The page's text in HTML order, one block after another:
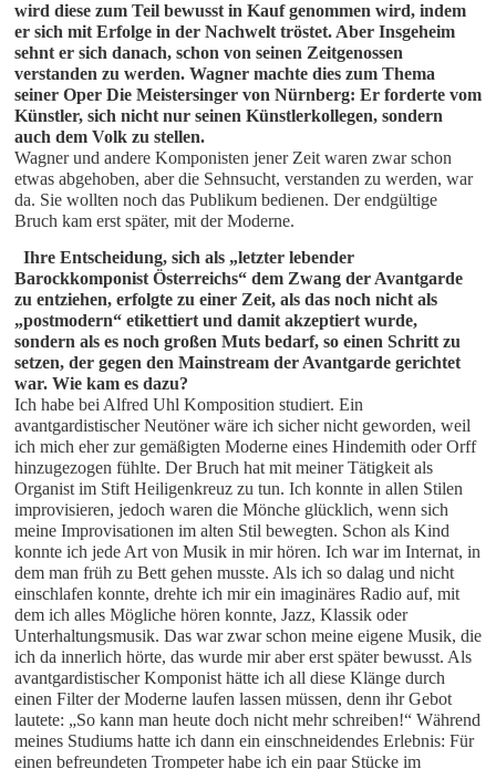
wird diese zum Teil bewusst in Kauf genommen wird, indem
er sich mit Erfolge in der Nachwelt tröstet. Aber Insgeheim
sehnt er sich danach, schon von seinen Zeitgenossen
verstanden zu werden. Wagner machte dies zum Thema
seiner Oper Die Meistersinger von Nürnberg: Er forderte vom
Künstler, sich nicht nur seinen Künstlerkollegen, sondern
auch dem Volk zu stellen.
Wagner und andere Komponisten jener Zeit waren zwar schon
etwas abgehoben, aber die Sehnsucht, verstanden zu werden, war
da. Sie wollten noch das Publikum bedienen. Der endgültige
Bruch kam erst später, mit der Moderne.
Ihre Entscheidung, sich als „letzter lebender
Barockkomponist Österreichs“ dem Zwang der Avantgarde
zu entziehen, erfolgte zu einer Zeit, als das noch nicht als
„postmodern“ etikettiert und damit akzeptiert wurde,
sondern als es noch großen Muts bedarf, so einen Schritt zu
setzen, der gegen den Mainstream der Avantgarde gerichtet
war. Wie kam es dazu?
Ich habe bei Alfred Uhl Komposition studiert. Ein
avantgardistischer Neutöner wäre ich sicher nicht geworden, weil
ich mich eher zur gemäßigten Moderne eines Hindemith oder Orff
hinzugezogen fühlte. Der Bruch hat mit meiner Tätigkeit als
Organist im Stift Heiligenkreuz zu tun. Ich konnte in allen Stilen
improvisieren, jedoch waren die Mönche glücklich, wenn sich
meine Improvisationen im alten Stil bewegten. Schon als Kind
konnte ich jede Art von Musik in mir hören. Ich war im Internat, in
dem man früh zu Bett gehen musste. Als ich so dalag und nicht
einschlafen konnte, drehte ich mir ein imaginäres Radio auf, mit
dem ich alles Mögliche hören konnte, Jazz, Klassik oder
Unterhaltungsmusik. Das war zwar schon meine eigene Musik, die
ich da innerlich hörte, das wurde mir aber erst später bewusst. Als
avantgardistischer Komponist hätte ich all diese Klänge durch
einen Filter der Moderne laufen lassen müssen, denn ihr Gebot
lautete: „So kann man heute doch nicht mehr schreiben!“ Während
meines Studiums hatte ich dann ein einschneidendes Erlebnis: Für
einen befreundeten Trompeter habe ich ein paar Stücke im